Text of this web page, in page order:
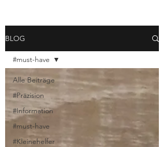
BLOG
Alle Beiträge
#Präzision
#Information
#must-have
#Kleinehelfer
#must-have